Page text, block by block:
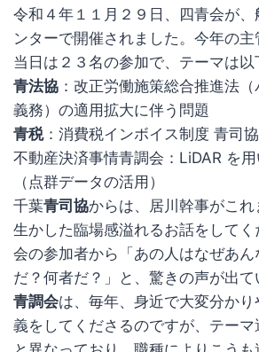
令和４年１１月２９日、四青会が
ンターで開催されました。今年の主
当日は２３名の参加で、テーマは以
青法協 ：改正労働施策総合推進法
義務）の適用拡大に伴う問題
青税：消費税インボイス制度 青司
不動産決済事情青調会：LiDAR を
（点群データの活用）
千葉青司協からは、居川幹事がこ
生かした臨場感溢れるお話をして
会の参加者から「あの人はなぜあ
だ？何者だ？」と、驚きの声が出て
青調会は、毎年、身近で大変分か
義をしてくださるのですが、テーマ